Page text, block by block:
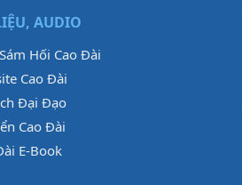
AUDIO
Hối Cao Đài
Cao Đài
Đại Đạo
Cao Đài
E-Book